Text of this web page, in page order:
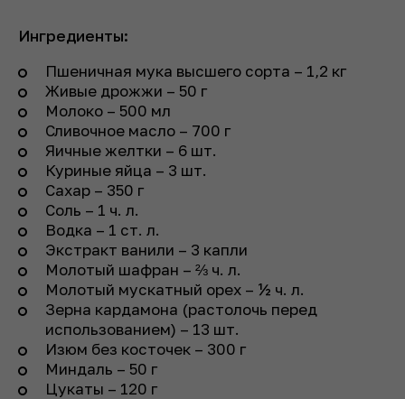
Ингредиенты:
Пшеничная мука высшего сорта – 1,2 кг
Живые дрожжи – 50 г
Молоко – 500 мл
Сливочное масло – 700 г
Яичные желтки – 6 шт.
Куриные яйца – 3 шт.
Сахар – 350 г
Соль – 1 ч. л.
Водка – 1 ст. л.
Экстракт ванили – 3 капли
Молотый шафран – ⅔ ч. л.
Молотый мускатный орех – ½ ч. л.
Зерна кардамона (растолочь перед
использованием) – 13 шт.
Изюм без косточек – 300 г
Миндаль – 50 г
Цукаты – 120 г